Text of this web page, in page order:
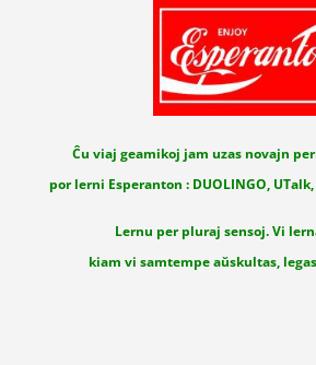
Ĉu viaj geamikoj jam uzas novajn
por lerni Esperanton : DUOLINGO,
Lernu per pluraj sensoj. Vi
kiam vi samtempe aŭskultas,